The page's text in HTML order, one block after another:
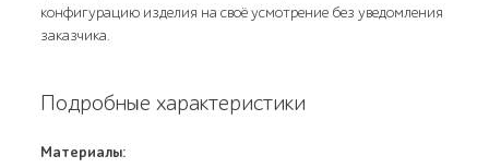
конфигурацию изделия на своё усмотрение без уведомления
заказчика.
Подробные характеристики
Материалы: